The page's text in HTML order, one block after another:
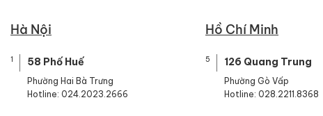
Hà Nội
1 58 Phố Huế
Phường Hai Bà Trưng
Hotline: 024.2023.2666
Hồ Chí Minh
5 126 Quang Trung
Phường Gò Vấp
Hotline: 028.2211.8368